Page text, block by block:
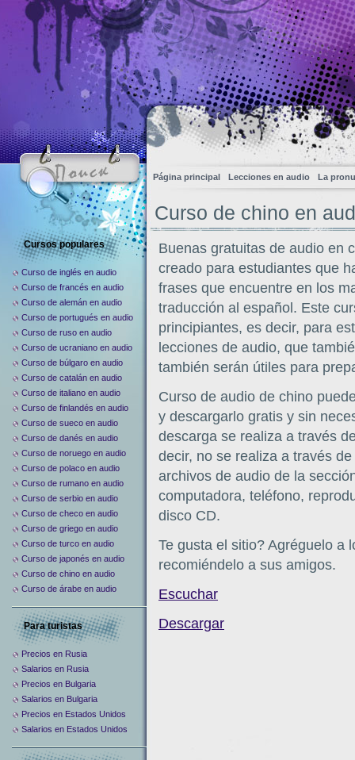
Página principal Lecciones en audio La
Curso de chino en
Buenas gratuitas de audio en
creado para estudiantes que
frases que encuentre en los
traducción al español. Este
principiantes, es decir, para
lecciones de audio, que
también serán útiles para
Curso de audio de chino
y descargarlo gratis y sin
descarga se realiza a través
decir, no se realiza a través
archivos de audio de la
computadora, teléfono,
disco CD.
Te gusta el sitio? Agréguelo a
recomiéndelo a sus amigos.
Escuchar
Descargar
Cursos populares
Curso de inglés en audio
Curso de francés en audio
Curso de alemán en audio
Curso de portugués en audio
Curso de ruso en audio
Curso de ucraniano en audio
Curso de búlgaro en audio
Curso de catalán en audio
Curso de italiano en audio
Curso de finlandés en audio
Curso de sueco en audio
Curso de danés en audio
Curso de noruego en audio
Curso de polaco en audio
Curso de rumano en audio
Curso de serbio en audio
Curso de checo en audio
Curso de griego en audio
Curso de turco en audio
Curso de japonés en audio
Curso de chino en audio
Curso de árabe en audio
Para turistas
Precios en Rusia
Salarios en Rusia
Precios en Bulgaria
Salarios en Bulgaria
Precios en Estados Unidos
Salarios en Estados Unidos